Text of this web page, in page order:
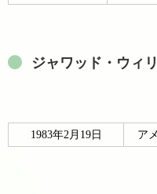
ジャワッド・ウィ
1983年2月19日 ア